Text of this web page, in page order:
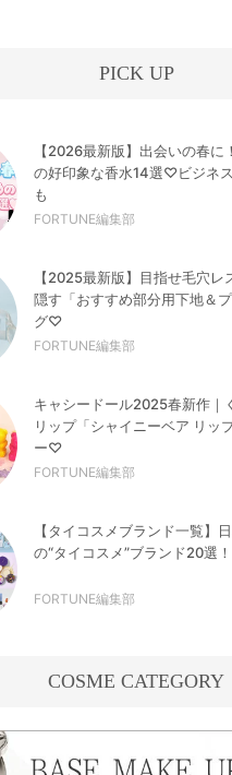
PICK UP
【2026最新版】出会いの春に
の好印象な香水14選♡ビジネ
も
FORTUNE編集部
【2025最新版】目指せ毛穴レ
隠す「おすすめ部分用下地＆
グ♡
FORTUNE編集部
キャシードール2025春新作｜
リップ「シャイニーベア リッ
ー♡
FORTUNE編集部
【タイコスメブランド一覧】
の“タイコスメ”ブランド20選！
FORTUNE編集部
COSME CATEGORY